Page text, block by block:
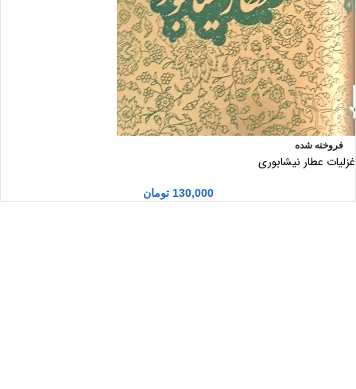
فروخته شده
غزلیات عطار نیشابوری
130,000 تومان